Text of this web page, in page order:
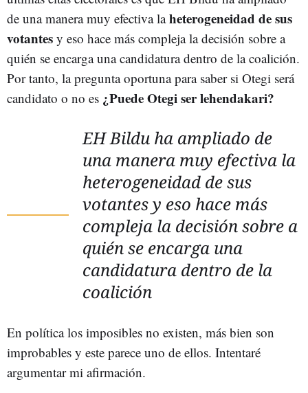
de una manera muy efectiva laheterogeneidad de sus
votantes y eso hace más compleja la decisión sobre a
quién se encarga una candidatura dentro de la coalición.
Por tanto, la pregunta oportuna para saber si Otegi será
candidato o no es ¿Puede Otegi ser lehendakari?
EH Bildu ha ampliado de
una manera muy efectiva la
heterogeneidad de sus
votantes y eso hace más
compleja la decisión sobre a
quién se encarga una
candidatura dentro de la
coalición
En política los imposibles no existen, más bien son
improbables y este parece uno de ellos. Intentaré
argumentar mi afirmación.